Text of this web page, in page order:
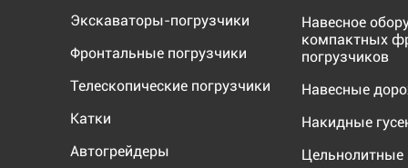
Экскаваторы-погрузчики
Фронтальные погрузчики
Телескопические погрузчики
Катки
Автогрейдеры
Навесное
компактных
погрузчиков
Навесные
Накидные
Цельнолитные